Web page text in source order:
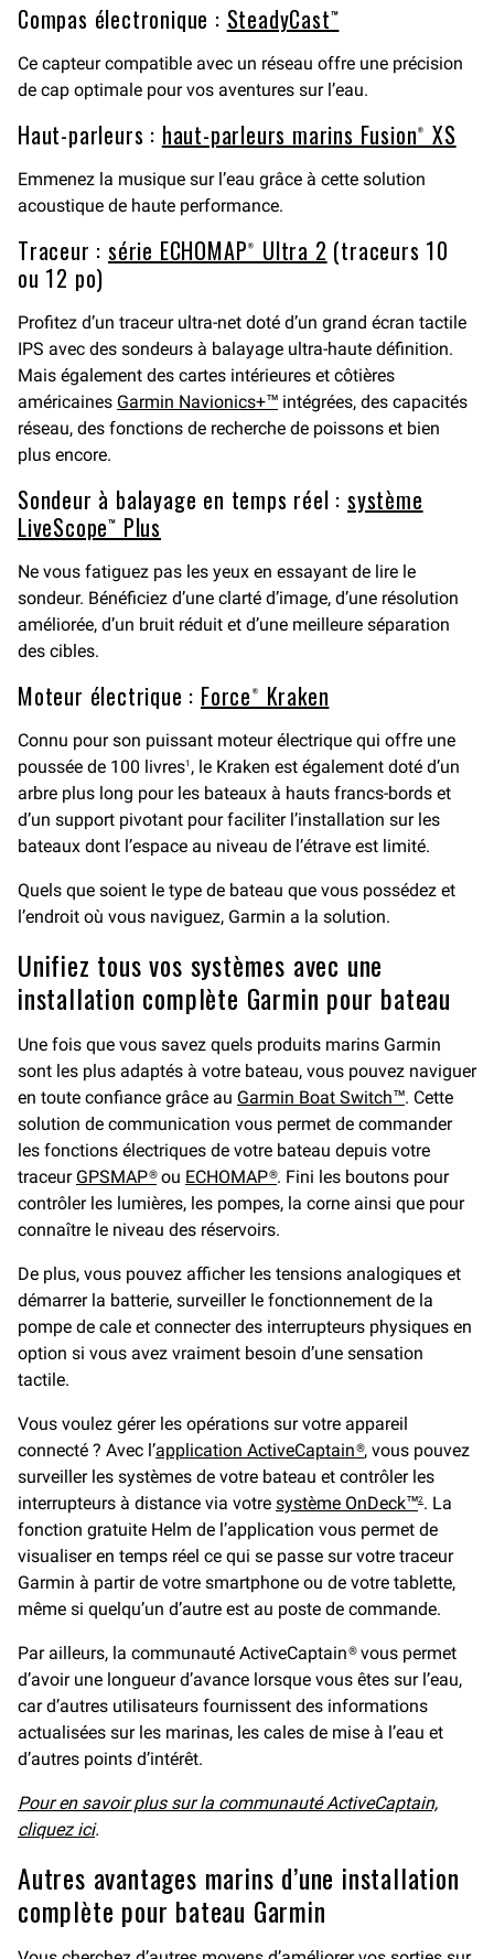
Compas électronique : SteadyCast™
Ce capteur compatible avec un réseau offre une précision
de cap optimale pour vos aventures sur l’eau.
Haut-parleurs : haut-parleurs marins Fusion® XS
Emmenez la musique sur l’eau grâce à cette solution
acoustique de haute performance.
Traceur :série ECHOMAP® Ultra 2 (traceurs 10
ou 12 po)
Profitez d’un traceur ultra-net doté d’un grand écran tactile
IPS avec des sondeurs à balayage ultra-haute définition.
Mais également des cartes intérieures et côtières
américaines Garmin Navionics+™ intégrées, des capacités
réseau, des fonctions de recherche de poissons et bien
plus encore.
Sondeur à balayage en temps réel : système
LiveScope™ Plus
Ne vous fatiguez pas les yeux en essayant de lire le
sondeur. Bénéficiez d’une clarté d’image, d’une résolution
améliorée, d’un bruit réduit et d’une meilleure séparation
des cibles.
Moteur électrique : Force® Kraken
Connu pour son puissant moteur électrique qui offre une
poussée de 100 livres1 , le Kraken est également doté d’un
arbre plus long pour les bateaux à hauts francs-bords et
d’un support pivotant pour faciliter l’installation sur les
bateaux dont l’espace au niveau de l’étrave est limité.
Quels que soient le type de bateau que vous possédez et
l’endroit où vous naviguez, Garmin a la solution.
Unifiez tous vos systèmes avec une
installation complète Garmin pour bateau
Une fois que vous savez quels produits marins Garmin
sont les plus adaptés à votre bateau, vous pouvez naviguer
en toute confiance grâce au Garmin Boat Switch™. Cette
solution de communication vous permet de commander
les fonctions électriques de votre bateau depuis votre
traceur GPSMAP®ou ECHOMAP®. Fini les boutons pour
contrôler les lumières, les pompes, la corne ainsi que pour
connaître le niveau des réservoirs.
De plus, vous pouvez afficher les tensions analogiques et
démarrer la batterie, surveiller le fonctionnement de la
pompe de cale et connecter des interrupteurs physiques en
option si vous avez vraiment besoin d’une sensation
tactile.
Vous voulez gérer les opérations sur votre appareil
connecté ? Avec l’application ActiveCaptain®, vous pouvez
surveiller les systèmes de votre bateau et contrôler les
interrupteurs à distance via votre système OnDeck™2. La
fonction gratuite Helm de l’application vous permet de
visualiser en temps réel ce qui se passe sur votre traceur
Garmin à partir de votre smartphone ou de votre tablette,
même si quelqu’un d’autre est au poste de commande.
Par ailleurs, la communauté ActiveCaptain® vous permet
d’avoir une longueur d’avance lorsque vous êtes sur l’eau,
car d’autres utilisateurs fournissent des informations
actualisées sur les marinas, les cales de mise à l’eau et
d’autres points d’intérêt.
Pour en savoir plus sur la communauté ActiveCaptain,
cliquez ici.
Autres avantages marins d’une installation
complète pour bateau Garmin